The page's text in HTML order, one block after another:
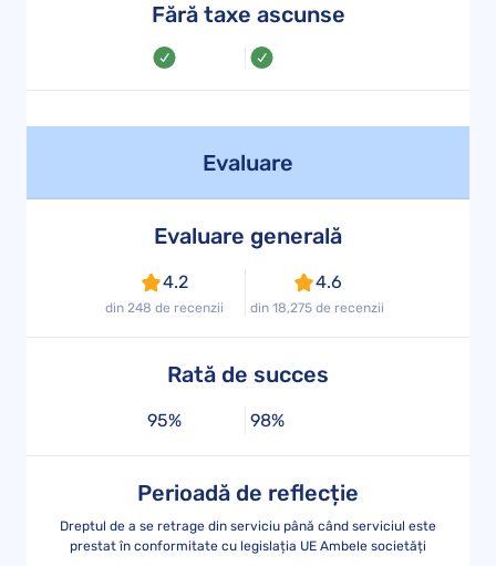
Fără taxe ascunse
Evaluare
Evaluare generală
4.2
din 248 de recenzii
4.6
din 18,275 de recenzii
Rată de succes
95% 98%
Perioadă de reflecție
Dreptul de a se retrage din serviciu până când serviciul este
prestat în conformitate cu legislația UE Ambele societăți